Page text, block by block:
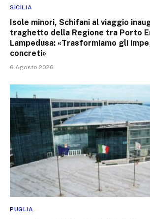
SICILIA
Isole minori, Schifani al viaggio
traghetto della Regione tra Porto
Lampedusa: «Trasformiamo gli
concreti»
6 Agosto 2026
PUGLIA